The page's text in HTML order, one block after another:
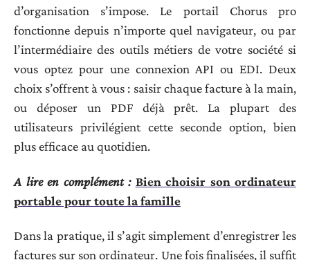
d’organisation s’impose. Le portail Chorus pro
fonctionne depuis n’importe quel navigateur, ou par
l’intermédiaire des outils métiers de votre société si
vous optez pour une connexion API ou EDI. Deux
choix s’offrent à vous : saisir chaque facture à la main,
ou déposer un PDF déjà prêt. La plupart des
utilisateurs privilégient cette seconde option, bien
plus efficace au quotidien.
A lire en complément : Bien choisir son ordinateur
portable pour toute la famille
Dans la pratique, il s’agit simplement d’enregistrer les
factures sur son ordinateur. Une fois finalisées, il suffit